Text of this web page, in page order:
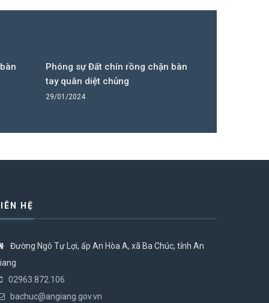
Phóng sự Đất chín rồng chặn bàn
tay quân diệt chủng
29/01/2024
HỆ
Đường Ngô Tự Lợi, ấp An Hòa A, xã Ba Chúc, tỉnh An
02963.872.106
bachuc@angiang.gov.vn